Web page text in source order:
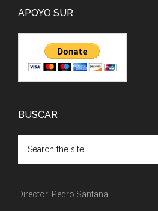
APOYO SUR
BUSCAR
Director: Pedro Santana